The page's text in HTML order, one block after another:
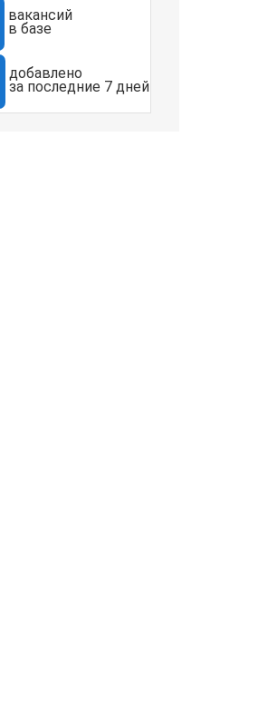
вакансий
в базе
добавлено
за последние 7 дней